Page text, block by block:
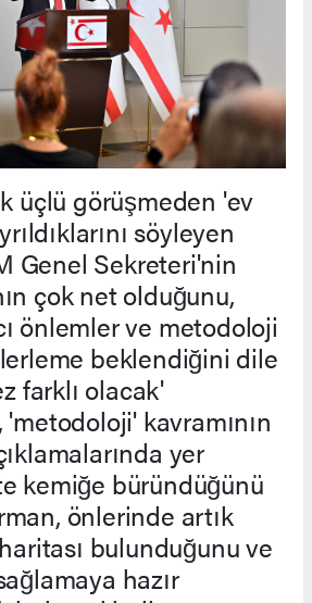
üçlü görüşmeden 'ev
söyleyen
Genel Sekreteri'nin
çok net olduğunu,
önlemler ve metodoloji
beklendiğini dile
farklı olacak'
'metodoloji' kavramının
yer
kemiğe büründüğünü
önlerinde artık
bulunduğunu ve
hazır